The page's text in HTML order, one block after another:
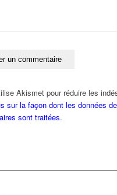
Akismet pour réduire les
sur la façon dont les données
sont traitées.